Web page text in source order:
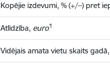
Kopējie izdevumi, % (+/–) pret
Atlīdzība, euro1
Vidējais amata vietu skaits